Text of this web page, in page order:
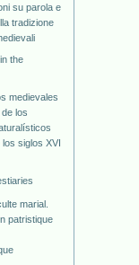
su parola e
tradizione
the
medievales
los
siglos XVI
marial.
patristique